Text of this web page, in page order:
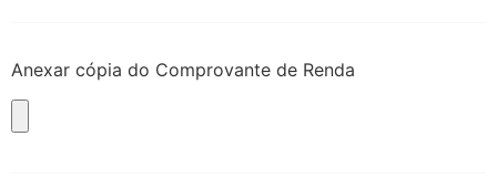
Anexar cópia do Comprovante de Renda